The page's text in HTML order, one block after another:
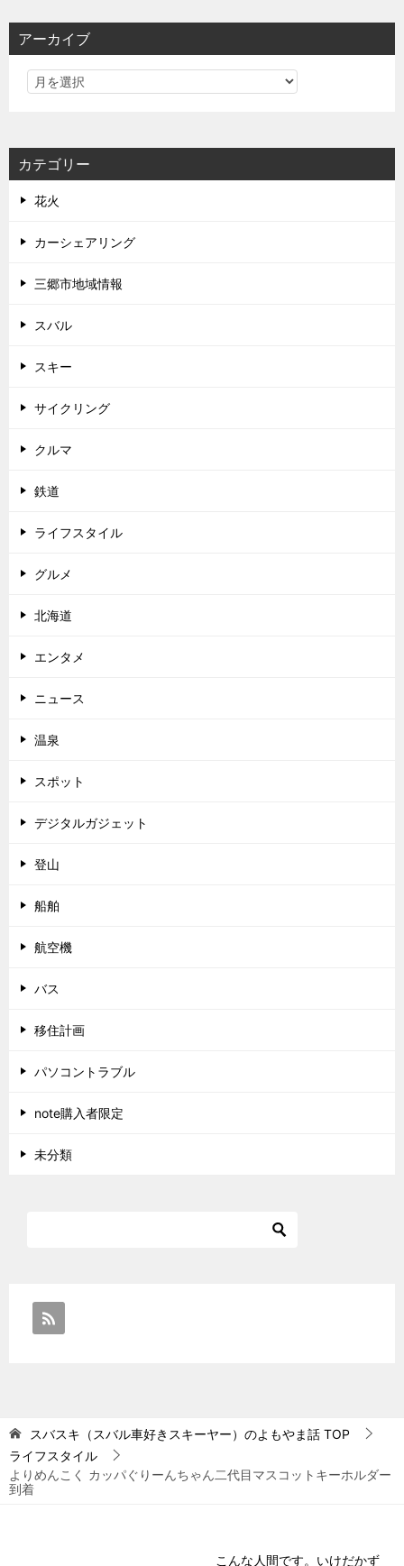
アーカイブ
カテゴリー
花火
カーシェアリング
三郷市地域情報
スバル
スキー
サイクリング
クルマ
鉄道
ライフスタイル
グルメ
北海道
エンタメ
ニュース
温泉
スポット
デジタルガジェット
登山
船舶
航空機
バス
移住計画
パソコントラブル
note購入者限定
未分類
スバスキ（スバル車好きスキーヤー）のよもやま話 TOP
ライフスタイル
よりめんこく カッパぐりーんちゃん二代目マスコットキーホルダー
到着
こんな人間です。いけだかず